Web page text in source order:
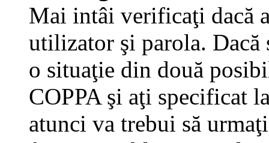
Mai intâi verificaţi dacă
utilizator şi parola. Dacă
o situaţie din două
COPPA şi aţi specificat
atunci va trebui să